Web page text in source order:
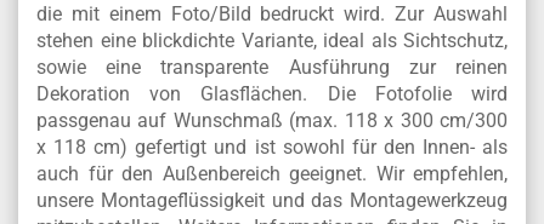
die mit einem Foto/Bild bedruckt wird. Zur Auswahl
stehen eine blickdichte Variante, ideal als Sichtschutz,
sowie eine transparente Ausführung zur reinen
Dekoration von Glasflächen. Die Fotofolie wird
passgenau auf Wunschmaß (max. 118 x 300 cm/300
x 118 cm) gefertigt und ist sowohl für den Innen- als
auch für den Außenbereich geeignet. Wir empfehlen,
unsere Montageflüssigkeit und das Montagewerkzeug